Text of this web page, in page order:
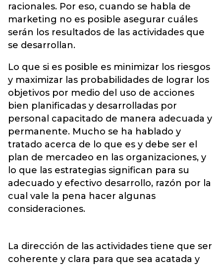
racionales. Por eso, cuando se habla de
marketing no es posible asegurar cuáles
serán los resultados de las actividades que
se desarrollan.
Lo que si es posible es minimizar los riesgos
y maximizar las probabilidades de lograr los
objetivos por medio del uso de acciones
bien planificadas y desarrolladas por
personal capacitado de manera adecuada y
permanente. Mucho se ha hablado y
tratado acerca de lo que es y debe ser el
plan de mercadeo en las organizaciones, y
lo que las estrategias significan para su
adecuado y efectivo desarrollo, razón por la
cual vale la pena hacer algunas
consideraciones.
La dirección de las actividades tiene que ser
coherente y clara para que sea acatada y